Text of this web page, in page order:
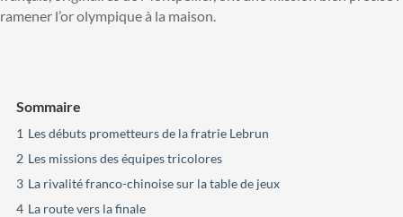
ramener l’or olympique à la maison.
Sommaire
1 Les débuts prometteurs de la fratrie Lebrun
2 Les missions des équipes tricolores
3 La rivalité franco-chinoise sur la table de jeux
4 La route vers la finale